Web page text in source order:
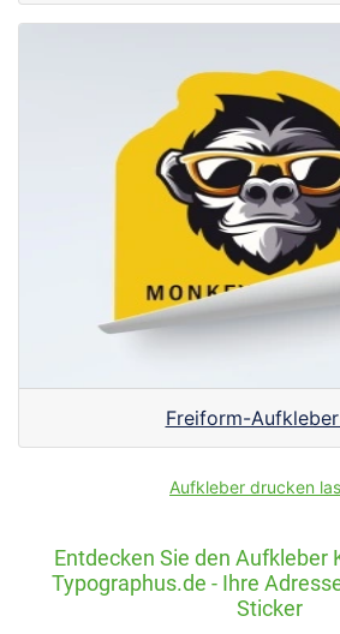
Freiform-Aufkleber
Aufkleber drucken
Entdecken Sie den Aufkleber
Typographus.de - Ihre
Sticker